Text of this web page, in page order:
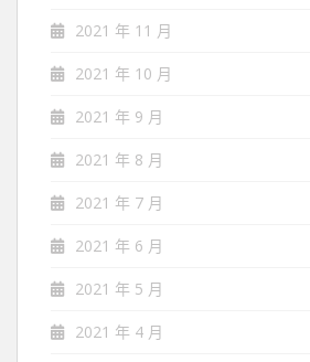
2021 年 11 月
2021 年 10 月
2021 年 9 月
2021 年 8 月
2021 年 7 月
2021 年 6 月
2021 年 5 月
2021 年 4 月